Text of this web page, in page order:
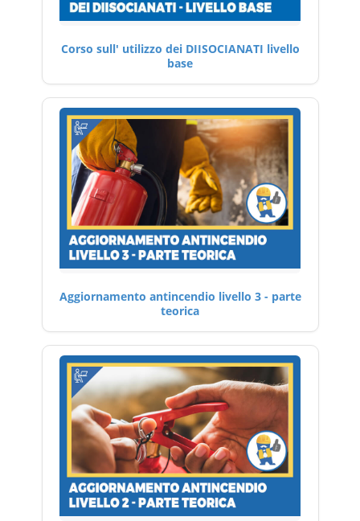
Corso sull' utilizzo dei DIISOCIANATI livello
base
Aggiornamento antincendio livello 3 - parte
teorica